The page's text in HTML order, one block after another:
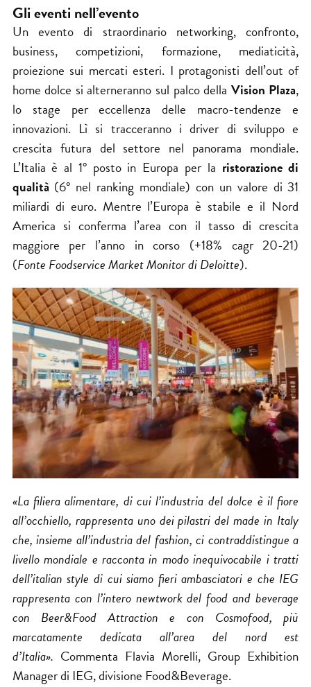
Gli eventi nell’evento
Un evento di straordinario networking, confronto,
business, competizioni, formazione, mediaticità,
proiezione sui mercati esteri. I protagonisti dell’out of
home dolce si alterneranno sul palco della Vision Plaza,
lo stage per eccellenza delle macro-tendenze e
innovazioni. Lì si tracceranno i driver di sviluppo e
crescita futura del settore nel panorama mondiale.
L’Italia è al 1° posto in Europa per la ristorazione di
qualità (6° nel ranking mondiale) con un valore di 31
miliardi di euro. Mentre l’Europa è stabile e il Nord
America si conferma l’area con il tasso di crescita
maggiore per l’anno in corso (+18% cagr 20-21)
(Fonte Foodservice Market Monitor di Deloitte).
«La filiera alimentare, di cui l’industria del dolce è il fiore
all’occhiello, rappresenta uno dei pilastri del made in Italy
che, insieme all’industria del fashion, ci contraddistingue a
livello mondiale e racconta in modo inequivocabile i tratti
dell’italian style di cui siamo fieri ambasciatori e che IEG
rappresenta con l’intero newtwork del food and beverage
con Beer&Food Attraction e con Cosmofood, più
marcatamente dedicata all’area del nord est
d’Italia». Commenta Flavia Morelli, Group Exhibition
Manager di IEG, divisione Food&Beverage.